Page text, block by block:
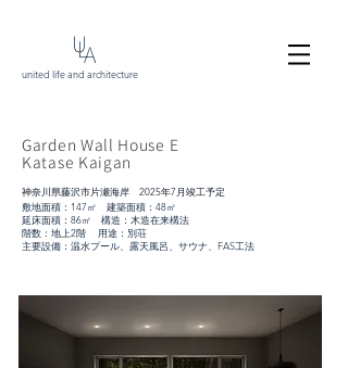
united life and architecture
ULA
Garden Wall House E
Katase Kaigan
神奈川県藤沢市片瀬海岸 2025年7月竣工予定
敷地面積：147㎡ 建築面積：48㎡
延床面積：86㎡ 構造：木造在来構法
階数：地上2階 用途：別荘
主要設備：温水プール、露天風呂、サウナ、FAS工法